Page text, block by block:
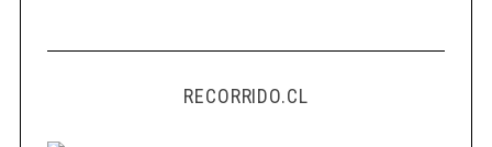
RECORRIDO.CL